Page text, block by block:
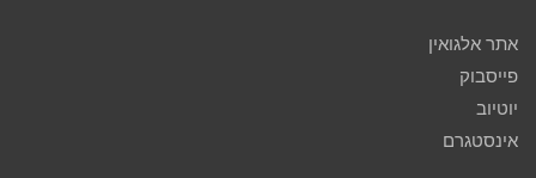
אתר אלגואין
פייסבוק
יוטיוב
אינסטגרם